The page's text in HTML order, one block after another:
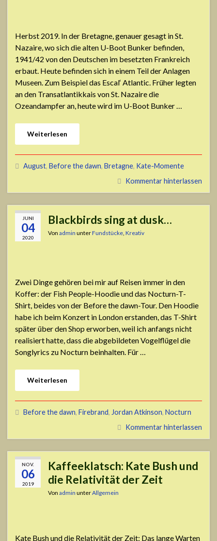
Herbst 2019. In der Bretagne, genauer gesagt in St.
Nazaire, wo sich die alten U-Boot Bunker befinden,
1941/42 von den Deutschen im besetzten Frankreich
erbaut. Heute befinden sich in einem Teil der Anlagen
Museen. Zum Beispiel das Escal‘ Atlantic. Früher legten
an den Transatlantikkais von St. Nazaire die
Ozeandampfer an, heute wird im U-Boot Bunker …
Weiterlesen
August, Before the dawn, Bretagne, Kate-Momente
Kommentar hinterlassen
JUNI
04
2020
Blackbirds sing at dusk…
Von admin unterFundstücke, Kreativ
Zwei Dinge gehören bei mir auf Reisen immer in den
Koffer: der Fish People-Hoodie und das Nocturn-T-
Shirt, beides von der Before the dawn-Tour. Den Hoodie
habe ich beim Konzert in London erstanden, das T-Shirt
später über den Shop erworben, weil ich anfangs nicht
realisiert hatte, dass die abgebildeten Vogelflügel die
Songlyrics zu Nocturn beinhalten. Für …
Weiterlesen
Before the dawn, Firebrand, Jordan Atkinson, Nocturn
Kommentar hinterlassen
NOV.
06
2019
Kaffeeklatsch: Kate Bush und
die Relativität der Zeit
Von admin unterAllgemein
Kate Bush und die Relativität der Zeit: Das lange Warten